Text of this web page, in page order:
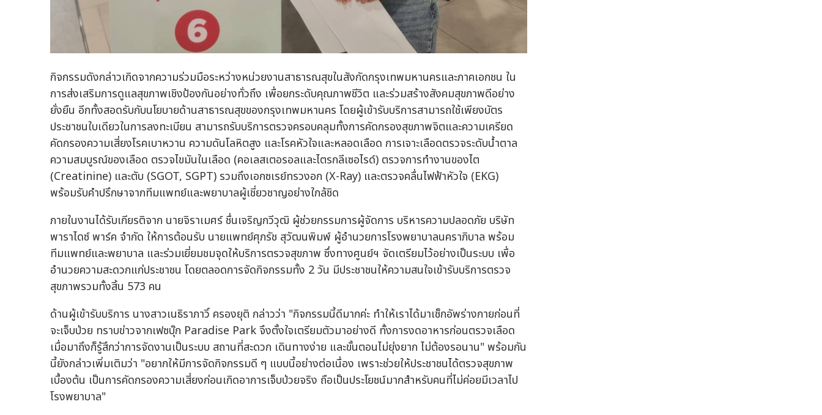
กิจกรรมดังกล่าวเกิดจากความร่วมมือระหว่างหน่วยงานสาธารณสุขในสังกัดกรุงเทพมหานครและภาคเอกชน ใน
การส่งเสริมการดูแลสุขภาพเชิงป้องกันอย่างทั่วถึง เพื่อยกระดับคุณภาพชีวิต และร่วมสร้างสังคมสุขภาพดีอย่าง
ยั่งยืน อีกทั้งสอดรับกับนโยบายด้านสาธารณสุขของกรุงเทพมหานคร โดยผู้เข้ารับบริการสามารถใช้เพียงบัตร
ประชาชนใบเดียวในการลงทะเบียน สามารถรับบริการตรวจครอบคลุมทั้งการคัดกรองสุขภาพจิตและความเครียด
คัดกรองความเสี่ยงโรคเบาหวาน ความดันโลหิตสูง และโรคหัวใจและหลอดเลือด การเจาะเลือดตรวจระดับน้ำตาล
ความสมบูรณ์ของเลือด ตรวจไขมันในเลือด (คอเลสเตอรอลและไตรกลีเซอไรด์) ตรวจการทำงานของไต
(Creatinine) และตับ (SGOT, SGPT) รวมถึงเอกซเรย์ทรวงอก (X-Ray) และตรวจคลื่นไฟฟ้าหัวใจ (EKG)
พร้อมรับคำปรึกษาจากทีมแพทย์และพยาบาลผู้เชี่ยวชาญอย่างใกล้ชิด
ภายในงานได้รับเกียรติจาก นายจิราเมศร์ ชื่นเจริญกวีวุฒิ ผู้ช่วยกรรมการผู้จัดการ บริหารความปลอดภัย บริษัท
พาราไดซ์ พาร์ค จำกัด ให้การต้อนรับ นายแพทย์ศุภรัช สุวัฒนพิมพ์ ผู้อำนวยการโรงพยาบาลนคราภิบาล พร้อม
ทีมแพทย์และพยาบาล และร่วมเยี่ยมชมจุดให้บริการตรวจสุขภาพ ซึ่งทางศูนย์ฯ จัดเตรียมไว้อย่างเป็นระบบ เพื่อ
อำนวยความสะดวกแก่ประชาชน โดยตลอดการจัดกิจกรรมทั้ง 2 วัน มีประชาชนให้ความสนใจเข้ารับบริการตรวจ
สุขภาพรวมทั้งสิ้น 573 คน
ด้านผู้เข้ารับบริการ นางสาวเนธิราภาวิ์ ครองยุติ กล่าวว่า "กิจกรรมนี้ดีมากค่ะ ทำให้เราได้มาเช็กอัพร่างกายก่อนที่
จะเจ็บป่วย ทราบข่าวจากเฟซบุ๊ก Paradise Park จึงตั้งใจเตรียมตัวมาอย่างดี ทั้งการงดอาหารก่อนตรวจเลือด
เมื่อมาถึงก็รู้สึกว่าการจัดงานเป็นระบบ สถานที่สะดวก เดินทางง่าย และขั้นตอนไม่ยุ่งยาก ไม่ต้องรอนาน" พร้อมกัน
นี้ยังกล่าวเพิ่มเติมว่า "อยากให้มีการจัดกิจกรรมดี ๆ แบบนี้อย่างต่อเนื่อง เพราะช่วยให้ประชาชนได้ตรวจสุขภาพ
เบื้องต้น เป็นการคัดกรองความเสี่ยงก่อนเกิดอาการเจ็บป่วยจริง ถือเป็นประโยชน์มากสำหรับคนที่ไม่ค่อยมีเวลาไป
โรงพยาบาล"